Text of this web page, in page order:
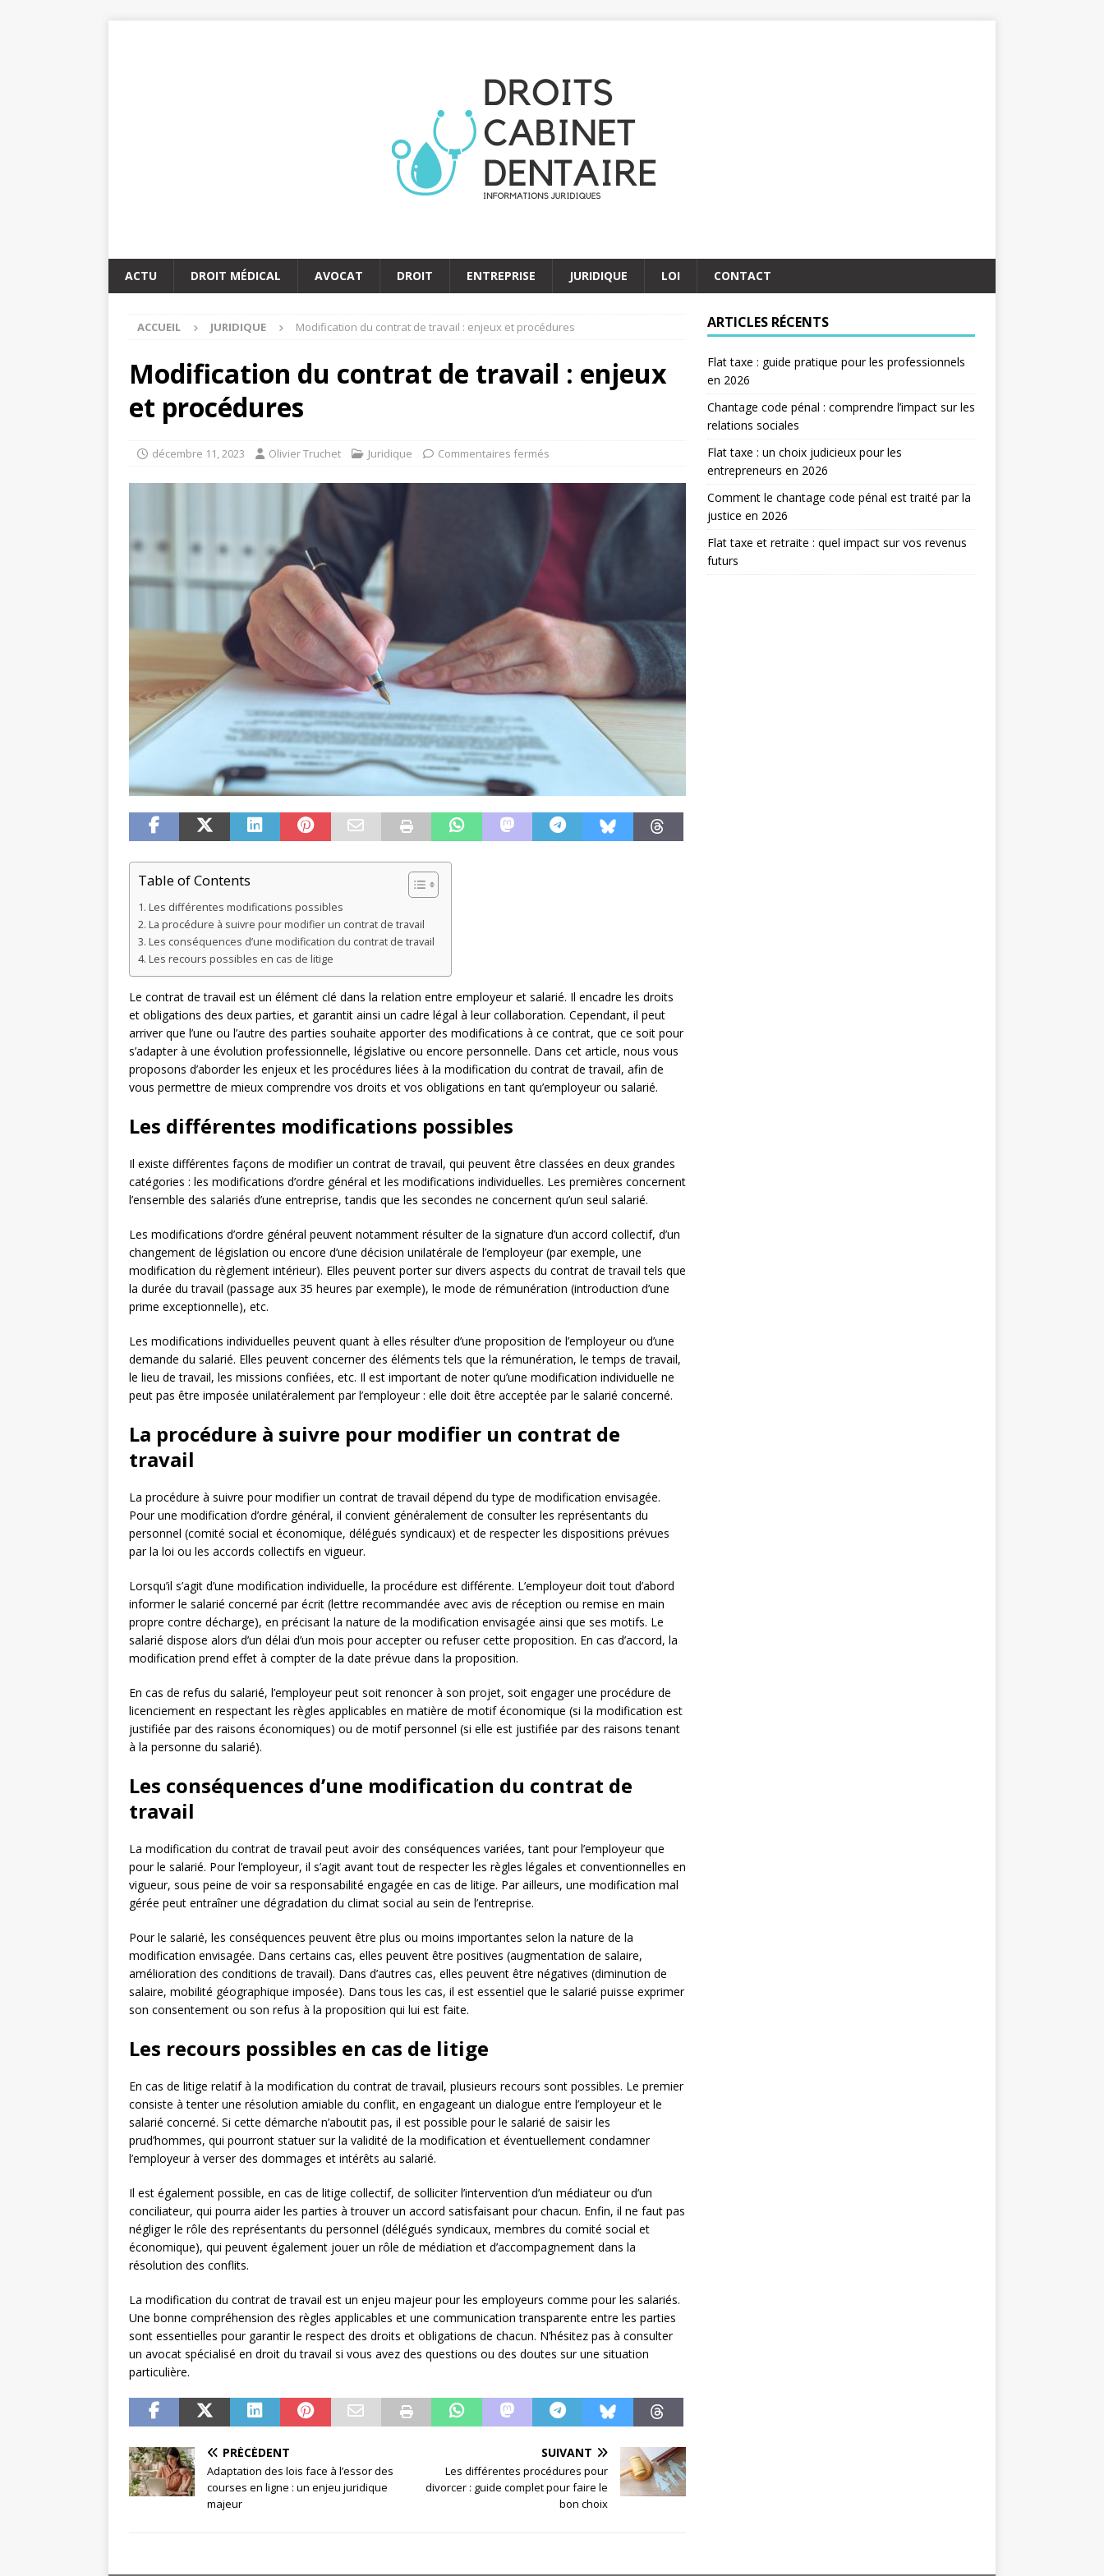
ACTU DROIT MÉDICAL AVOCAT DROIT ENTREPRISE JURIDIQUE LOI CONTACT
ACCUEIL JURIDIQUE Modification du contrat de travail : enjeux et procédures
Modification du contrat de travail : enjeux
et procédures
décembre 11, 2023 Olivier Truchet Juridique Commentaires fermés
Table of Contents
Les différentes modifications possibles
La procédure à suivre pour modifier un contrat de travail
Les conséquences d’une modification du contrat de travail
Les recours possibles en cas de litige
Le contrat de travail est un élément clé dans la relation entre employeur et salarié. Il encadre les droits
et obligations des deux parties, et garantit ainsi un cadre légal à leur collaboration. Cependant, il peut
arriver que l’une ou l’autre des parties souhaite apporter des modifications à ce contrat, que ce soit pour
s’adapter à une évolution professionnelle, législative ou encore personnelle. Dans cet article, nous vous
proposons d’aborder les enjeux et les procédures liées à la modification du contrat de travail, afin de
vous permettre de mieux comprendre vos droits et vos obligations en tant qu’employeur ou salarié.
Les différentes modifications possibles
Il existe différentes façons de modifier un contrat de travail, qui peuvent être classées en deux grandes
catégories : les modifications d’ordre général et les modifications individuelles. Les premières concernent
l’ensemble des salariés d’une entreprise, tandis que les secondes ne concernent qu’un seul salarié.
Les modifications d’ordre général peuvent notamment résulter de la signature d’un accord collectif, d’un
changement de législation ou encore d’une décision unilatérale de l’employeur (par exemple, une
modification du règlement intérieur). Elles peuvent porter sur divers aspects du contrat de travail tels que
la durée du travail (passage aux 35 heures par exemple), le mode de rémunération (introduction d’une
prime exceptionnelle), etc.
Les modifications individuelles peuvent quant à elles résulter d’une proposition de l’employeur ou d’une
demande du salarié. Elles peuvent concerner des éléments tels que la rémunération, le temps de travail,
le lieu de travail, les missions confiées, etc. Il est important de noter qu’une modification individuelle ne
peut pas être imposée unilatéralement par l’employeur : elle doit être acceptée par le salarié concerné.
La procédure à suivre pour modifier un contrat de
travail
La procédure à suivre pour modifier un contrat de travail dépend du type de modification envisagée.
Pour une modification d’ordre général, il convient généralement de consulter les représentants du
personnel (comité social et économique, délégués syndicaux) et de respecter les dispositions prévues
par la loi ou les accords collectifs en vigueur.
Lorsqu’il s’agit d’une modification individuelle, la procédure est différente. L’employeur doit tout d’abord
informer le salarié concerné par écrit (lettre recommandée avec avis de réception ou remise en main
propre contre décharge), en précisant la nature de la modification envisagée ainsi que ses motifs. Le
salarié dispose alors d’un délai d’un mois pour accepter ou refuser cette proposition. En cas d’accord, la
modification prend effet à compter de la date prévue dans la proposition.
En cas de refus du salarié, l’employeur peut soit renoncer à son projet, soit engager une procédure de
licenciement en respectant les règles applicables en matière de motif économique (si la modification est
justifiée par des raisons économiques) ou de motif personnel (si elle est justifiée par des raisons tenant
à la personne du salarié).
Les conséquences d’une modification du contrat de
travail
La modification du contrat de travail peut avoir des conséquences variées, tant pour l’employeur que
pour le salarié. Pour l’employeur, il s’agit avant tout de respecter les règles légales et conventionnelles en
vigueur, sous peine de voir sa responsabilité engagée en cas de litige. Par ailleurs, une modification mal
gérée peut entraîner une dégradation du climat social au sein de l’entreprise.
Pour le salarié, les conséquences peuvent être plus ou moins importantes selon la nature de la
modification envisagée. Dans certains cas, elles peuvent être positives (augmentation de salaire,
amélioration des conditions de travail). Dans d’autres cas, elles peuvent être négatives (diminution de
salaire, mobilité géographique imposée). Dans tous les cas, il est essentiel que le salarié puisse exprimer
son consentement ou son refus à la proposition qui lui est faite.
Les recours possibles en cas de litige
En cas de litige relatif à la modification du contrat de travail, plusieurs recours sont possibles. Le premier
consiste à tenter une résolution amiable du conflit, en engageant un dialogue entre l’employeur et le
salarié concerné. Si cette démarche n’aboutit pas, il est possible pour le salarié de saisir les
prud’hommes, qui pourront statuer sur la validité de la modification et éventuellement condamner
l’employeur à verser des dommages et intérêts au salarié.
Il est également possible, en cas de litige collectif, de solliciter l’intervention d’un médiateur ou d’un
conciliateur, qui pourra aider les parties à trouver un accord satisfaisant pour chacun. Enfin, il ne faut pas
négliger le rôle des représentants du personnel (délégués syndicaux, membres du comité social et
économique), qui peuvent également jouer un rôle de médiation et d’accompagnement dans la
résolution des conflits.
La modification du contrat de travail est un enjeu majeur pour les employeurs comme pour les salariés.
Une bonne compréhension des règles applicables et une communication transparente entre les parties
sont essentielles pour garantir le respect des droits et obligations de chacun. N’hésitez pas à consulter
un avocat spécialisé en droit du travail si vous avez des questions ou des doutes sur une situation
particulière.
PRÉCÉDENT
Adaptation des lois face à l’essor des
courses en ligne : un enjeu juridique
majeur
SUIVANT
Les différentes procédures pour
divorcer : guide complet pour faire le
bon choix
ARTICLES RÉCENTS
Flat taxe : guide pratique pour les professionnels
en 2026
Chantage code pénal : comprendre l’impact sur les
relations sociales
Flat taxe : un choix judicieux pour les
entrepreneurs en 2026
Comment le chantage code pénal est traité par la
justice en 2026
Flat taxe et retraite : quel impact sur vos revenus
futurs